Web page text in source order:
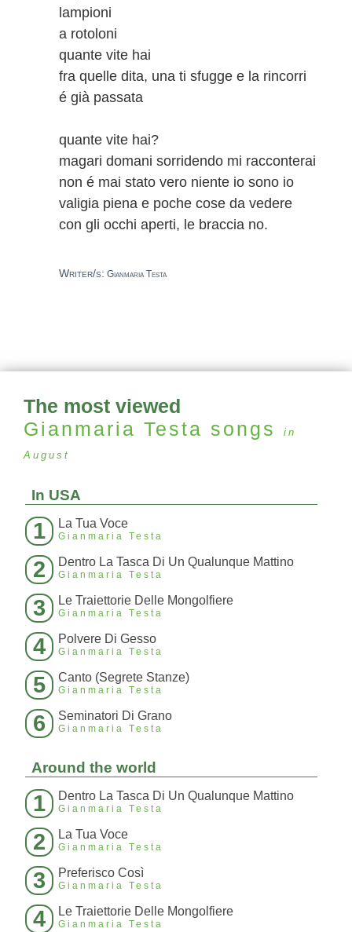
lampioni
a rotoloni
quante vite hai
fra quelle dita, una ti sfugge e la rincorri
é già passata
quante vite hai?
magari domani sorridendo mi racconterai
non é mai stato vero niente io sono io
valigia piena e poche cose da vedere
con gli occhi aperti, le braccia no.
Writer/s: Gianmaria Testa
The most viewed
Gianmaria Testa songs
in
August
In USA
1 La Tua Voce
Gianmaria Testa
2 Dentro La Tasca Di Un Qualunque Mattino
Gianmaria Testa
3 Le Traiettorie Delle Mongolfiere
Gianmaria Testa
4 Polvere Di Gesso
Gianmaria Testa
5 Canto (Segrete Stanze)
Gianmaria Testa
6 Seminatori Di Grano
Gianmaria Testa
Around the world
1 Dentro La Tasca Di Un Qualunque Mattino
Gianmaria Testa
2 La Tua Voce
Gianmaria Testa
3 Preferisco Così
Gianmaria Testa
4 Le Traiettorie Delle Mongolfiere
Gianmaria Testa